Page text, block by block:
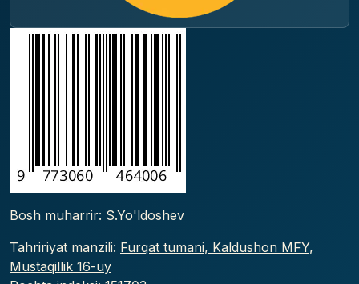
Bosh muharrir: S.Yo'ldoshev
Tahririyat manzili: Furqat tumani, Kaldushon MFY,
Mustaqillik 16-uy